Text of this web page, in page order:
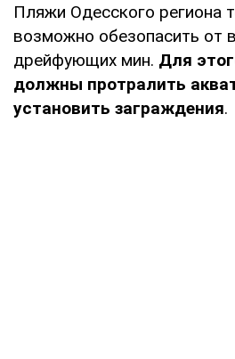
Пляжи Одесского региона
возможно обезопасить от
дрейфующих мин. Для
должны протралить
установить заграждения.